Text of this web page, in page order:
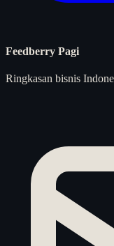
Feedberry Pagi
Ringkasan bisnis